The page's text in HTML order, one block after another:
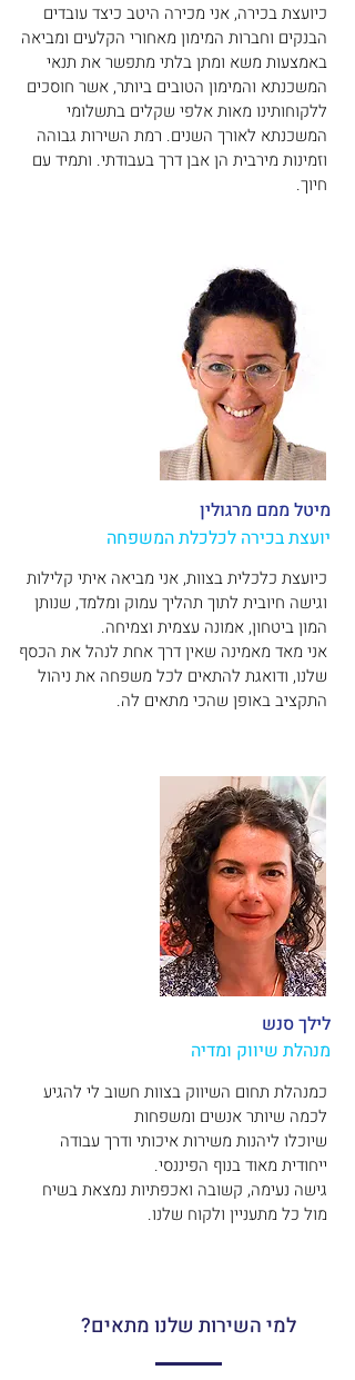
כיועצת בכירה, אני מכירה היטב כיצד עובדים
הבנקים וחברות המימון מאחורי הקלעים ומביאה
באמצעות משא ומתן בלתי מתפשר את תנאי
המשכנתא והמימון הטובים ביותר, אשר חוסכים
ללקוחותינו מאות אלפי שקלים בתשלומי
המשכנתא לאורך השנים. רמת השירות גבוהה
וזמינות מירבית הן אבן דרך בעבודתי. ותמיד עם
חיוך.
מיטל ממם מרגולין
יועצת בכירה לכלכלת המשפחה
כיועצת כלכלית בצוות, אני מביאה איתי קלילות
וגישה חיובית לתוך תהליך עמוק ומלמד, שנותן
המון ביטחון, אמונה עצמית וצמיחה.
אני מאד מאמינה שאין דרך אחת לנהל את הכסף
שלנו, ודואגת להתאים לכל משפחה את ניהול
התקציב באופן שהכי מתאים לה.
לילך סנש
מנהלת שיווק ומדיה
כמנהלת תחום השיווק בצוות חשוב לי להגיע
לכמה שיותר אנשים ומשפחות
שיוכלו ליהנות משירות איכותי ודרך עבודה
ייחודית מאוד בנוף הפיננסי.
גישה נעימה, קשובה ואכפתיות נמצאת בשיח
מול כל מתעניין ולקוח שלנו.
למי השירות שלנו מתאים?